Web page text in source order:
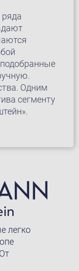
Одним
сегменту
легко